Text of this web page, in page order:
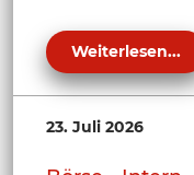
Weiterlesen...
23. Juli 2026